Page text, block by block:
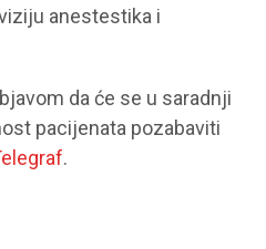
anestestika i
da će se u saradnji
pacijenata pozabaviti
.